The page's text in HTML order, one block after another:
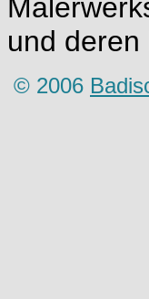
und deren
© 2006